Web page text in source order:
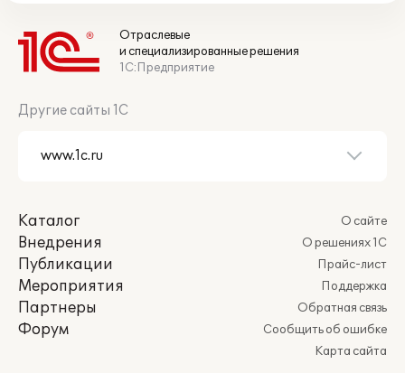
Отраслевые
и специализированные решения
1С:Предприятие
Другие сайты 1С
Каталог
Внедрения
Публикации
Мероприятия
Партнеры
Форум
О сайте
О решениях 1С
Прайс-лист
Поддержка
Обратная связь
Сообщить об ошибке
Карта сайта